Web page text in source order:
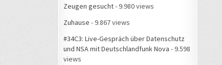
Zeugen gesucht- 9.980 views
Zuhause - 9.867 views
#34C3: Live-Gespräch über Datenschutz
und NSA mit Deutschlandfunk Nova - 9.598
views